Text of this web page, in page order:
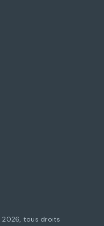
2026, tous droits